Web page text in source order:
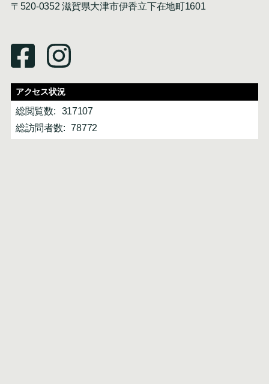
〒520-0352 滋賀県大津市伊香立下在地町1601
アクセス状況
総閲覧数:
317107
総訪問者数:
78772